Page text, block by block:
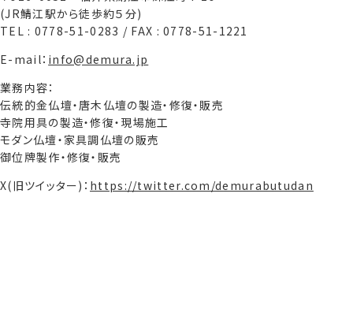
(JR鯖江駅から徒歩約５分)
TEL : 0778-51-0283 / FAX : 0778-51-1221
E-mail： info@demura.jp
業務内容：
伝統的金仏壇・唐木仏壇の製造・修復・販売
寺院用具の製造・修復・現場施工
モダン仏壇・家具調仏壇の販売
御位牌製作・修復・販売
X(旧ツイッター)： https://twitter.com/demurabutudan